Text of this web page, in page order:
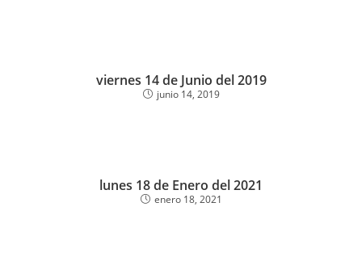
viernes 14 de Junio del 2019
junio 14, 2019
lunes 18 de Enero del 2021
enero 18, 2021